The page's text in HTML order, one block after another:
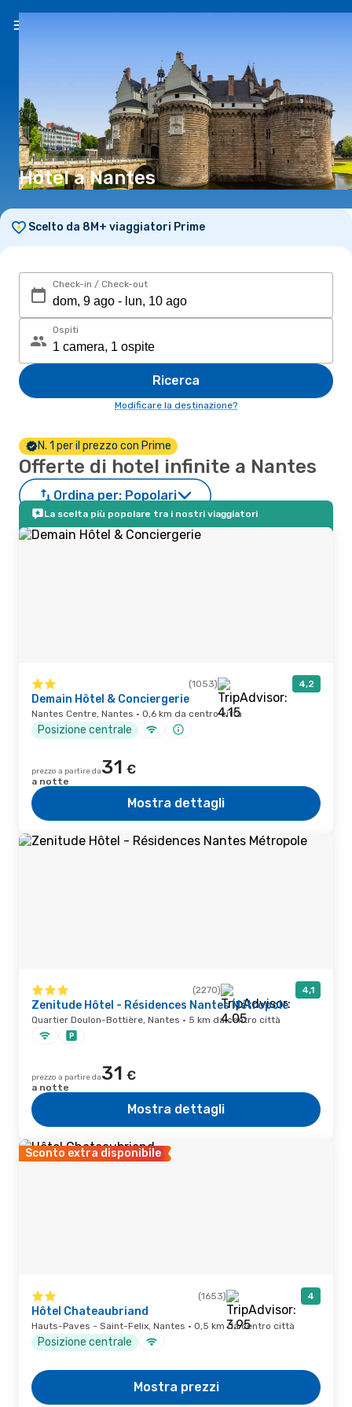
Hotel a Nantes
Scelto da 8M+ viaggiatori Prime
Check-in / Check-out
Ospiti
Ricerca
Modificare la destinazione?
N. 1 per il prezzo con Prime
Offerte di hotel infinite a Nantes
Ordina per: Popolari
La scelta più popolare tra i nostri viaggiatori
(1053) 4,2
Demain Hôtel & Conciergerie
Nantes Centre, Nantes · 0,6 km da centro città
Posizione centrale
prezzo a partire da31 €
a notte
Mostra dettagli
(2270) 4,1
Zenitude Hôtel - Résidences Nantes Métropole
Quartier Doulon-Bottière, Nantes · 5 km da centro città
prezzo a partire da31 €
a notte
Mostra dettagli
Sconto extra disponibile
(1653) 4
Hôtel Chateaubriand
Hauts-Paves - Saint-Felix, Nantes · 0,5 km da centro città
Posizione centrale
Mostra prezzi